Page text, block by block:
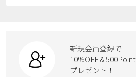
カジュアルシューズ
ワークシューズ
ローファー
スクール
ボディバッグ
ハンドバッグ
ケア用品
新規会員登録で
10%OFF & 500Point
プレゼント！